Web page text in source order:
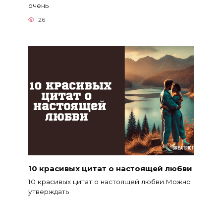
очень
26
10 красивых цитат о настоящей любви
10 красивых цитат о настоящей любви.Можно
утверждать